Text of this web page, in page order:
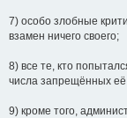
7) особо злобные
взамен ничего своего;
8) все те, кто
числа запрещённых
9) кроме того,